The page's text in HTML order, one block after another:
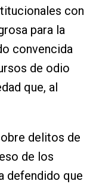
con
para la
convencida
de odio
que, al
delitos de
de los
defendido que